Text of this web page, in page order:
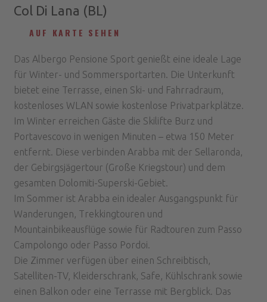
Col Di Lana (BL)
AUF KARTE SEHEN
Das Albergo Pensione Sport genießt eine ideale Lage
für Winter- und Sommersportarten. Die Unterkunft
bietet eine Terrasse, einen Ski- und Fahrradraum,
kostenloses WLAN sowie kostenlose Privatparkplätze.
Im Winter erreichen Gäste die Skilifte Burz und
Portavescovo in wenigen Minuten – etwa 150 Meter
entfernt. Diese verbinden Arabba mit der Sellaronda,
der Gebirgsjägertour (Große Kriegstour) und dem
gesamten Dolomiti-Superski-Gebiet.
Im Sommer ist Arabba ein idealer Ausgangspunkt für
Wanderungen, Trekkingtouren und
Mountainbikeausflüge sowie für Radtouren zum Passo
Campolongo oder Passo Pordoi.
Die Zimmer verfügen über einen Schreibtisch,
Satelliten-TV, Kleiderschrank, Safe, Kühlschrank sowie
einen Balkon oder eine Terrasse mit Bergblick. Das